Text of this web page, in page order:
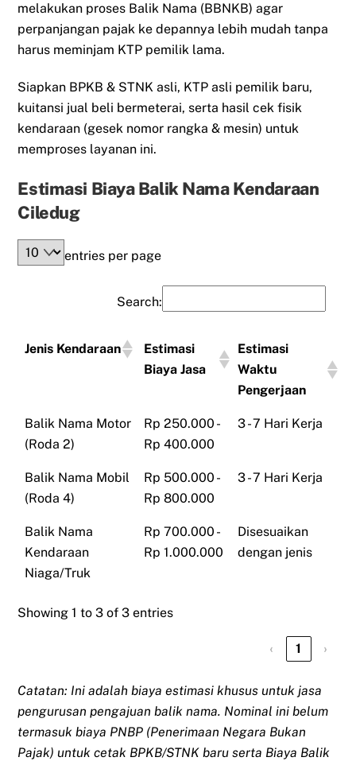
melakukan proses Balik Nama (BBNKB) agar
perpanjangan pajak ke depannya lebih mudah tanpa
harus meminjam KTP pemilik lama.
Siapkan BPKB & STNK asli, KTP asli pemilik baru,
kuitansi jual beli bermeterai, serta hasil cek fisik
kendaraan (gesek nomor rangka & mesin) untuk
memproses layanan ini.
Estimasi Biaya Balik Nama Kendaraan
Ciledug
entries per page
Search:
Jenis Kendaraan
Estimasi
Biaya Jasa
Estimasi
Waktu
Pengerjaan
Balik Nama Motor
(Roda 2)
Rp 250.000 -
Rp 400.000
3 - 7 Hari Kerja
Balik Nama Mobil
(Roda 4)
Rp 500.000 -
Rp 800.000
3 - 7 Hari Kerja
Balik Nama
Kendaraan
Niaga/Truk
Rp 700.000 -
Rp 1.000.000
Disesuaikan
dengan jenis
Showing 1 to 3 of 3 entries
‹ 1 ›
Catatan: Ini adalah biaya estimasi khusus untuk jasa
pengurusan pengajuan balik nama. Nominal ini belum
termasuk biaya PNBP (Penerimaan Negara Bukan
Pajak) untuk cetak BPKB/STNK baru serta Biaya Balik